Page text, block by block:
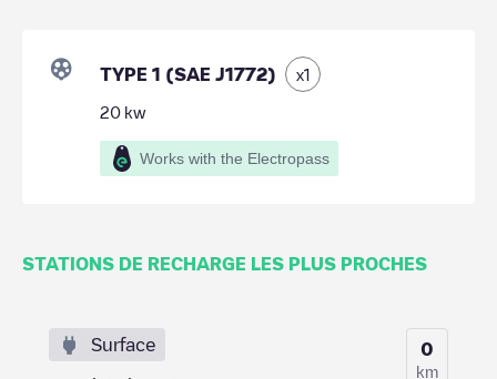
TYPE 1 (SAE J1772) x1
20 kw
Works with the Electropass
STATIONS DE RECHARGE LES PLUS PROCHES
Surface 0
km